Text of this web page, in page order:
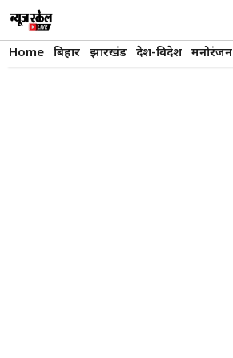
content
Home बिहार झारखंड देश-विदेश मनोरंजन